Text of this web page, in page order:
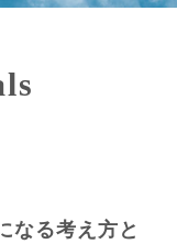
なる考え方と